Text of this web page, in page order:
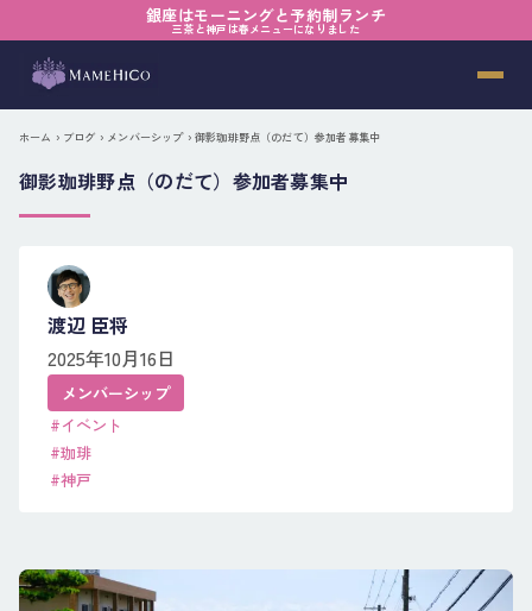
銀座はモーニングと予約制ランチ
三茶と神戸は春メニューになりました
ホーム › ブログ › メンバーシップ› 御影珈琲野点（のだて）参加者募集中
御影珈琲野点（のだて）参加者募集中
渡辺 臣将
2025年10月16日
メンバーシップ
#イベント
#珈琲
#神戸